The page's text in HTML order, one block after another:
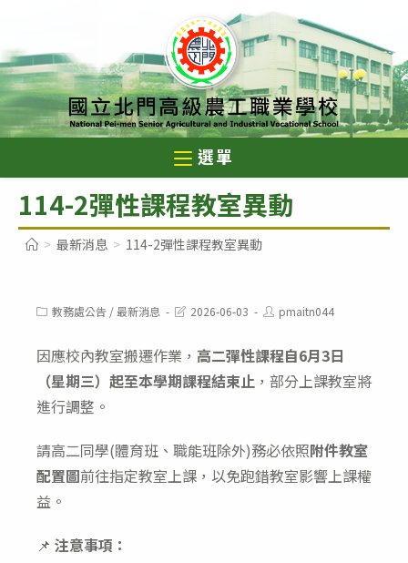
至
主
要
內
選單
114-2彈性課程教室異動
> 最新消息 > 114-2彈性課程教室異動
Post教務處公告 /最新消息
Post2026-06-03
Post
author:
pmaitn044
因應校內教室搬遷作業， 高二彈性課程自6月3日
（星期三）起至本學期課程結束止 ，部分上課教室將
進行調整。
請高二同學(體育班、職能班除外)務必依照附件教室
配置圖前往指定教室上課，以免跑錯教室影響上課權
益。
📌 注意事項：